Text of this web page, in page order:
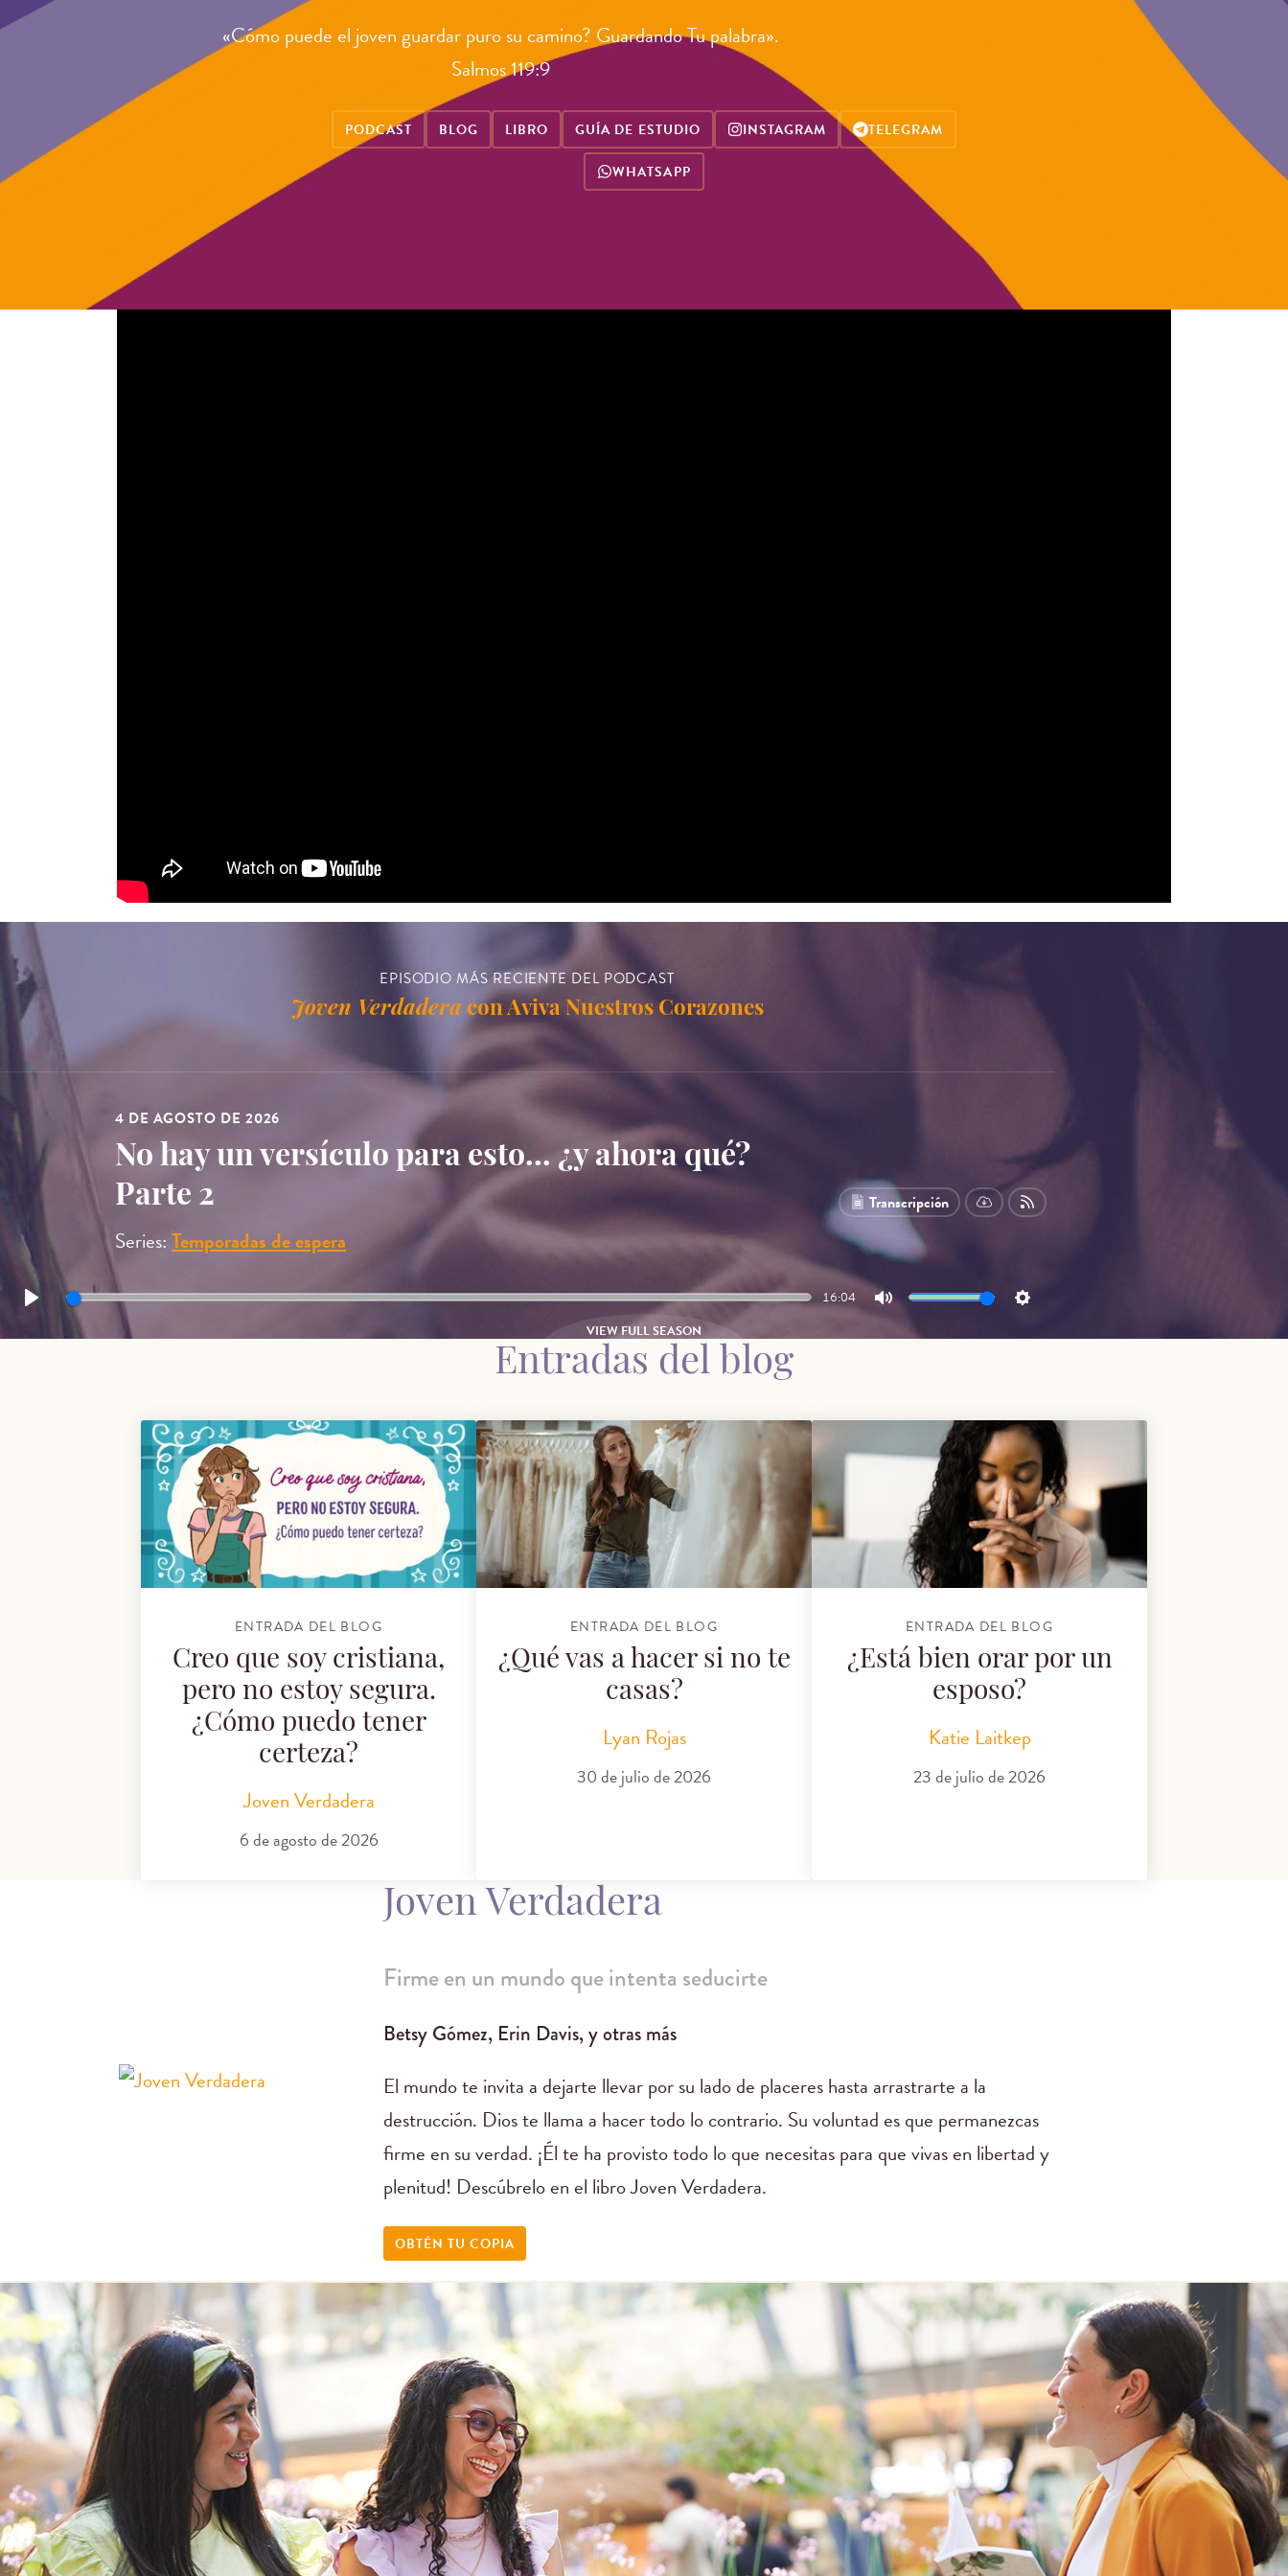
«Cómo puede el joven guardar puro su camino? Guardando Tu palabra».
Salmos 119:9
PODCAST BLOG LIBRO GUÍA DE ESTUDIO INSTAGRAM TELEGRAM
WHATSAPP
EPISODIO MÁS RECIENTE DEL PODCAST
Joven Verdadera con Aviva Nuestros Corazones
4 DE AGOSTO DE 2026
No hay un versículo para esto… ¿y ahora qué?
Parte 2
Transcripción
Series:Temporadas de espera
Play
16:04
Mute Settings
VIEW FULL SEASON
¿Estoy esperando… o simplemente no quiero soltar el control? 21/07/2026
No hay un versículo para esto… ¿y ahora qué? Parte 1 28/07/2026
Entradas del blog
ENTRADA DEL BLOG
Creo que soy cristiana,
pero no estoy segura.
¿Cómo puedo tener
certeza?
Joven Verdadera
6 de agosto de 2026
ENTRADA DEL BLOG
¿Qué vas a hacer si no te
casas?
Lyan Rojas
30 de julio de 2026
ENTRADA DEL BLOG
¿Está bien orar por un
esposo?
Katie Laitkep
23 de julio de 2026
Joven Verdadera
Firme en un mundo que intenta seducirte
Betsy Gómez, Erin Davis, y otras más
El mundo te invita a dejarte llevar por su lado de placeres hasta arrastrarte a la
destrucción. Dios te llama a hacer todo lo contrario. Su voluntad es que permanezcas
firme en su verdad. ¡Él te ha provisto todo lo que necesitas para que vivas en libertad y
plenitud! Descúbrelo en el libro Joven Verdadera.
OBTÉN TU COPIA